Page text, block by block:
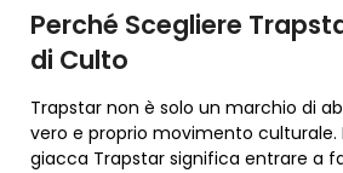
Perché Scegliere
di Culto
Trapstar non è solo un marchio di
vero e proprio movimento culturale.
giacca Trapstar significa entrare a